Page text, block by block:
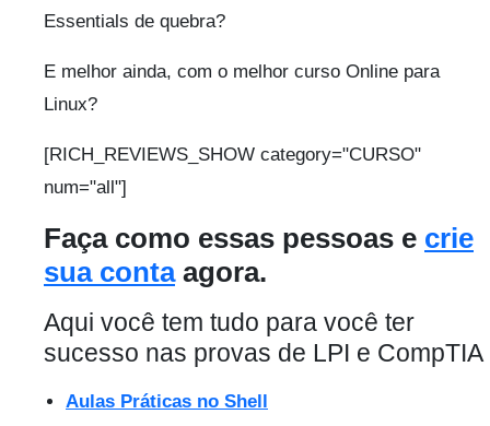
Essentials de quebra?
E melhor ainda, com o melhor curso Online para
Linux?
[RICH_REVIEWS_SHOW category="CURSO"
num="all"]
Faça como essas pessoas e crie
sua contaagora.
Aqui você tem tudo para você ter
sucesso nas provas de LPI e CompTIA
Aulas Práticas no Shell